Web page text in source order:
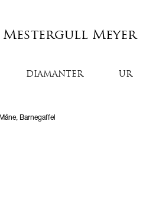
Mestergull Meyer
DIAMANTER UR
Måne, Barnegaffel